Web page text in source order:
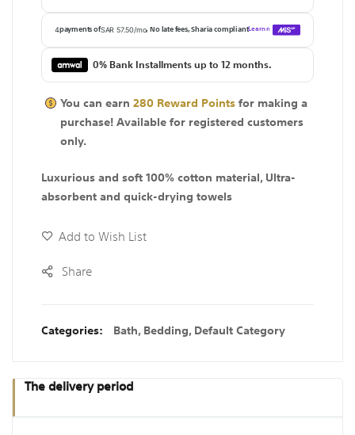
0% Bank Installments up to 12 months.
You can earn280Reward Pointsfor making a
purchase! Available forregisteredcustomers
only.
Luxurious and soft 100% cotton material, Ultra-
absorbent and quick-drying towels
Add to Wish List
Share
Categories: Bath,Bedding,Default Category
The delivery period